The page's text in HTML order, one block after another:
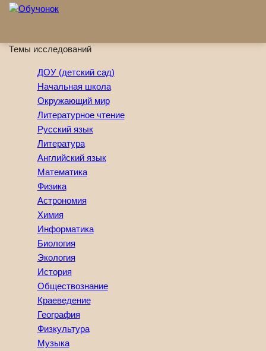
Перейти к основному содержанию
Темы исследований
ДОУ (детский сад)
Начальная школа
Окружающий мир
Литературное чтение
Русский язык
Литература
Английский язык
Математика
Физика
Астрономия
Химия
Информатика
Биология
Экология
История
Обществознание
Краеведение
География
Физкультура
Музыка